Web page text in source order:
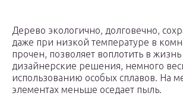
Дерево экологично, долговечно,
даже при низкой температуре в
прочен, позволяет воплотить в
дизайнерские решения, немного
использованию особых сплавов. На
элементах меньше оседает пыль.